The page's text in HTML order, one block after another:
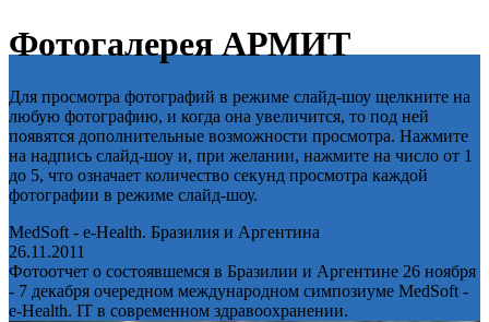
Фотогалерея АРМИТ
Для просмотра фотографий в режиме слайд-шоу щелкните на
любую фотографию, и когда она увеличится, то под ней
появятся дополнительные возможности просмотра. Нажмите
на надпись слайд-шоу и, при желании, нажмите на число от 1
до 5, что означает количество секунд просмотра каждой
фотографии в режиме слайд-шоу.
MedSoft - e-Health. Бразилия и Аргентина
26.11.2011
Фотоотчет о состоявшемся в Бразилии и Аргентине 26 ноября
- 7 декабря очередном международном симпозиуме MedSoft -
e-Health. IT в современном здравоохранении.